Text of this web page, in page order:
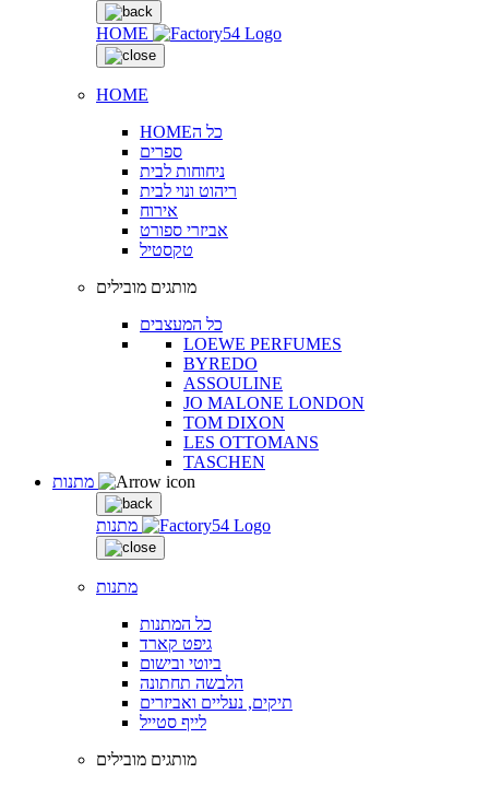
HOME
HOME
HOMEכל ה
ספרים
ניחוחות לבית
ריהוט ונוי לבית
אירוח
אביזרי ספורט
טקסטיל
מותגים מובילים
כל המעצבים
LOEWE PERFUMES
BYREDO
ASSOULINE
JO MALONE LONDON
TOM DIXON
LES OTTOMANS
TASCHEN
מתנות
מתנות
כל המתנות
גיפט קארד
ביוטי ובישום
הלבשה תחתונה
תיקים, נעליים ואביזרים
לייף סטייל
מותגים מובילים